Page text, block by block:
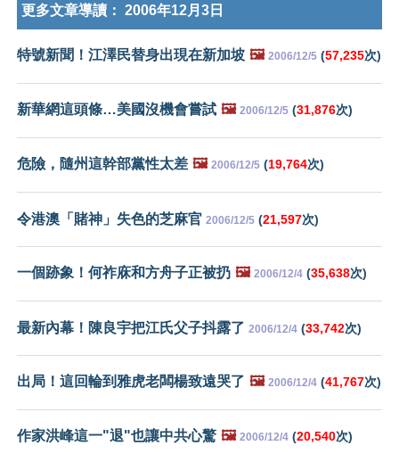
更多文章導讀： 2006年12月3日
特號新聞！江澤民替身出現在新加坡 🖼️ 2006/12/5 (57,235次)
新華網這頭條…美國沒機會嘗試 🖼️ 2006/12/5 (31,876次)
危險，隨州這幹部黨性太差 🖼️ 2006/12/5 (19,764次)
令港澳「賭神」失色的芝麻官 2006/12/5 (21,597次)
一個跡象！何祚庥和方舟子正被扔 🖼️ 2006/12/4 (35,638次)
最新內幕！陳良宇把江氏父子抖露了 2006/12/4 (33,742次)
出局！這回輪到雅虎老闆楊致遠哭了 🖼️ 2006/12/4 (41,767次)
作家洪峰這一"退"也讓中共心驚 🖼️ 2006/12/4 (20,540次)